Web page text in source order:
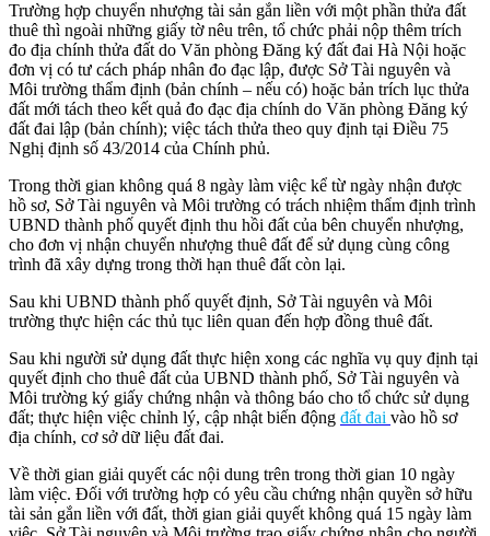
Trường hợp chuyển nhượng tài sản gắn liền với một phần thửa đất
thuê thì ngoài những giấy tờ nêu trên, tổ chức phải nộp thêm trích
đo địa chính thửa đất do Văn phòng Đăng ký đất đai Hà Nội hoặc
đơn vị có tư cách pháp nhân đo đạc lập, được Sở Tài nguyên và
Môi trường thẩm định (bản chính – nếu có) hoặc bản trích lục thửa
đất mới tách theo kết quả đo đạc địa chính do Văn phòng Đăng ký
đất đai lập (bản chính); việc tách thửa theo quy định tại Điều 75
Nghị định số 43/2014 của Chính phủ.
Trong thời gian không quá 8 ngày làm việc kể từ ngày nhận được
hồ sơ, Sở Tài nguyên và Môi trường có trách nhiệm thẩm định trình
UBND thành phố quyết định thu hồi đất của bên chuyển nhượng,
cho đơn vị nhận chuyển nhượng thuê đất để sử dụng cùng công
trình đã xây dựng trong thời hạn thuê đất còn lại.
Sau khi UBND thành phố quyết định, Sở Tài nguyên và Môi
trường thực hiện các thủ tục liên quan đến hợp đồng thuê đất.
Sau khi người sử dụng đất thực hiện xong các nghĩa vụ quy định tại
quyết định cho thuê đất của UBND thành phố, Sở Tài nguyên và
Môi trường ký giấy chứng nhận và thông báo cho tổ chức sử dụng
đất; thực hiện việc chỉnh lý, cập nhật biến động đất đai vào hồ sơ
địa chính, cơ sở dữ liệu đất đai.
Về thời gian giải quyết các nội dung trên trong thời gian 10 ngày
làm việc. Đối với trường hợp có yêu cầu chứng nhận quyền sở hữu
tài sản gắn liền với đất, thời gian giải quyết không quá 15 ngày làm